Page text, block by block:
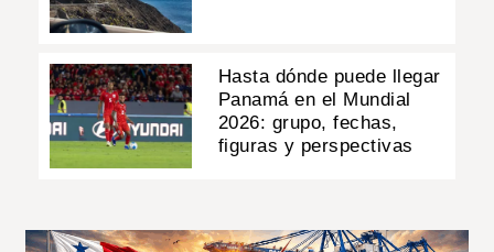
Hasta dónde puede llegar
Panamá en el Mundial
2026: grupo, fechas,
figuras y perspectivas